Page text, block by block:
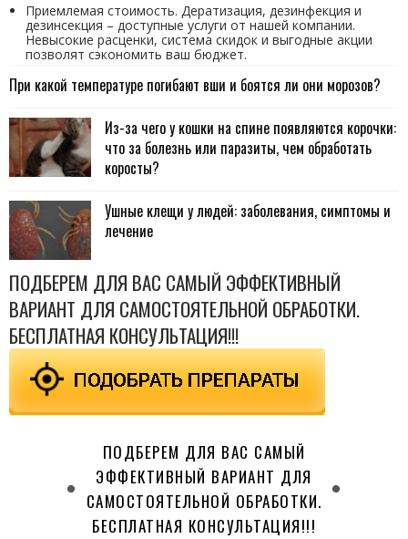
Приемлемая стоимость. Дератизация, дезинфекция и
дезинсекция – доступные услуги от нашей компании.
Невысокие расценки, система скидок и выгодные акции
позволят сэкономить ваш бюджет.
При какой температуре погибают вши и боятся ли они морозов?
Из-за чего у кошки на спине появляются корочки:
что за болезнь или паразиты, чем обработать
коросты?
Ушные клещи у людей: заболевания, симптомы и
лечение
ПОДБЕРЕМ ДЛЯ ВАС САМЫЙ ЭФФЕКТИВНЫЙ
ВАРИАНТ ДЛЯ САМОСТОЯТЕЛЬНОЙ ОБРАБОТКИ.
БЕСПЛАТНАЯ КОНСУЛЬТАЦИЯ!!!
ПОДБЕРЕМ ДЛЯ ВАС САМЫЙ
ЭФФЕКТИВНЫЙ ВАРИАНТ ДЛЯ
САМОСТОЯТЕЛЬНОЙ ОБРАБОТКИ.
БЕСПЛАТНАЯ КОНСУЛЬТАЦИЯ!!!